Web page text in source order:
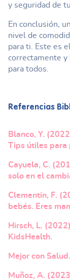
y seguridad de
En conclusión, un
nivel de
para ti. Este es
correctamente y
para todos.
Referencias
Blanco, Y.
Tips útiles para
Cayuela, C.
solo en el
Clementin, F.
bebés. Eres
Hirsch, L.
KidsHealth.
Mejor con
Muñoz, A.